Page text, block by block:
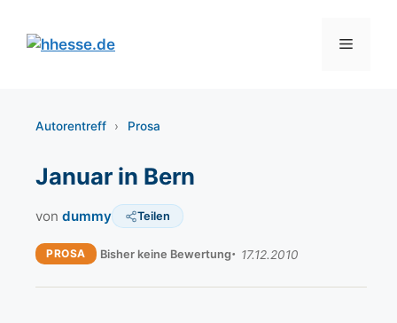
Inhalt
springen
Menü
Autorentreff › Prosa
Januar in Bern
von dummy Teilen
PROSA Bisher keine Bewertung 17.12.2010